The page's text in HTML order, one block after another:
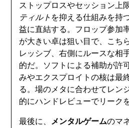
ストップロスやセッション上
ティルト を抑える仕組みを持
益に直結する。フロップ参加
が大きい卓は狙い目で、こち
レッシブ、右側にルースな相
的だ。ソフトによる補助が許
みやエクスプロイトの核は最
る。場のメタに合わせてレン
的にハンドレビューでリーク
最後に、 メンタルゲームのマ